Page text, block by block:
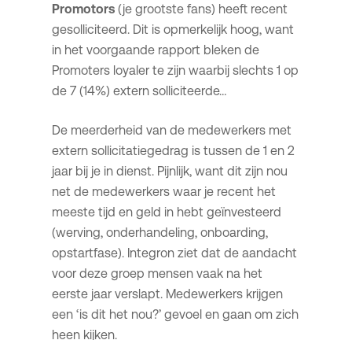
Promotors(je grootste fans) heeft recent
gesolliciteerd. Dit is opmerkelijk hoog, want
in het voorgaande rapport bleken de
Promoters loyaler te zijn waarbij slechts 1 op
de 7 (14%) extern solliciteerde…
De meerderheid van de medewerkers met
extern sollicitatiegedrag is tussen de 1 en 2
jaar bij je in dienst. Pijnlijk, want dit zijn nou
net de medewerkers waar je recent het
meeste tijd en geld in hebt geïnvesteerd
(werving, onderhandeling, onboarding,
opstartfase). Integron ziet dat de aandacht
voor deze groep mensen vaak na het
eerste jaar verslapt. Medewerkers krijgen
een ‘is dit het nou?’ gevoel en gaan om zich
heen kijken.